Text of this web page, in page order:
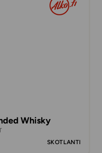
Whisky
SKOTLANTI